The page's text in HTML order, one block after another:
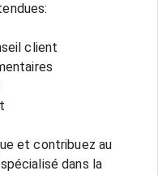
client
et contribuez au
dans la